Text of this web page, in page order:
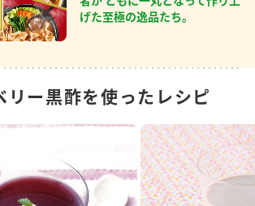
げた至極の逸品たち。
リー黒酢を使ったレシピ